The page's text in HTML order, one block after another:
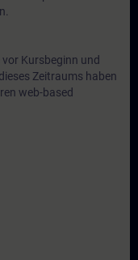
Kursbeginn und
Zeitraums haben
web-based